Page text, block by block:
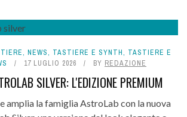
, NEWS, TASTIERE E SYNTH, TASTIERE E
17 LUGLIO 2026 BY REDAZIONE
SILVER: L'EDIZIONE PREMIUM
amplia la famiglia AstroLab con la nuova